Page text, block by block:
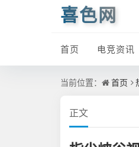
喜色网
首页 电竞资讯
当前位置： 首页
正文